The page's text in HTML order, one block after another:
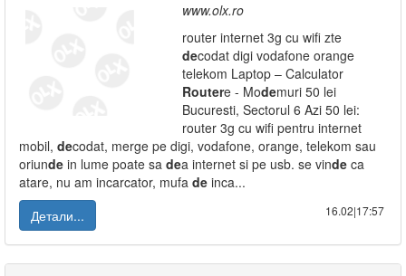
www.olx.ro
router internet 3g cu wifi zte
decodat digi vodafone orange
telekom Laptop – Calculator
Routere - Modemuri 50 lei
Bucuresti, Sectorul 6 Azi 50 lei:
router 3g cu wifi pentru internet
mobil, decodat, merge pe digi, vodafone, orange, telekom sau
oriunde in lume poate sa dea internet si pe usb. se vinde ca
atare, nu am incarcator, mufa de inca...
Детали...
16.02|17:57